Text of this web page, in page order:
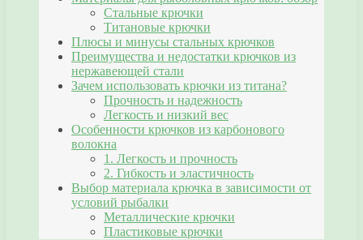
Стальные крючки
Титановые крючки
Плюсы и минусы стальных крючков
Преимущества и недостатки крючков из
нержавеющей стали
Зачем использовать крючки из титана?
Прочность и надежность
Легкость и низкий вес
Особенности крючков из карбонового
волокна
1. Легкость и прочность
2. Гибкость и эластичность
Выбор материала крючка в зависимости от
условий рыбалки
Металлические крючки
Пластиковые крючки